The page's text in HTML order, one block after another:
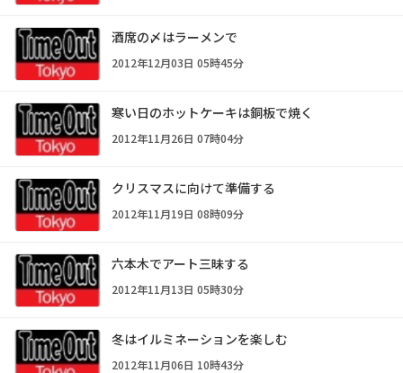
酒席の〆はラーメンで
2012年12月03日 05時45分
寒い日のホットケーキは銅板で焼く
2012年11月26日 07時04分
クリスマスに向けて準備する
2012年11月19日 08時09分
六本木でアート三昧する
2012年11月13日 05時30分
冬はイルミネーションを楽しむ
2012年11月06日 10時43分